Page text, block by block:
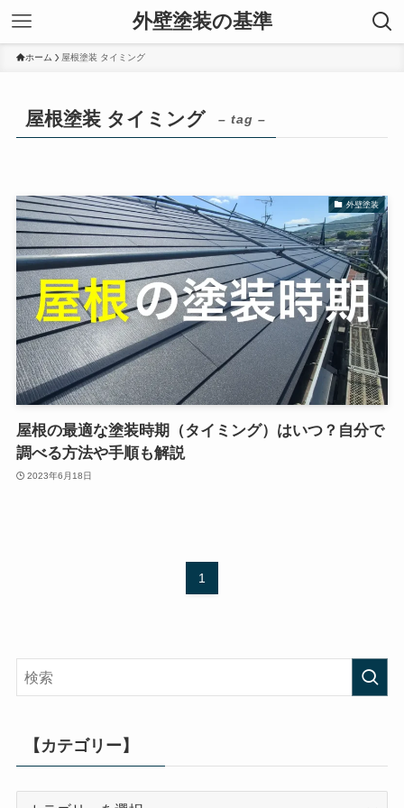
外壁塗装の基準
ホーム 屋根塗装 タイミング
屋根塗装 タイミング – tag –
外壁塗装
屋根の最適な塗装時期（タイミング）はいつ？自分で
調べる方法や手順も解説
2023年6月18日
1
【カテゴリー】